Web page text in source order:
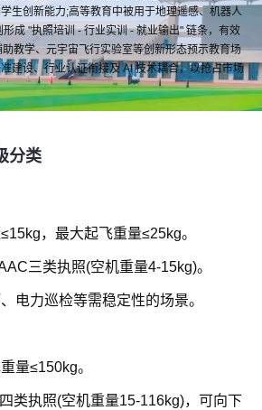
生创新能力;高等教育中被用于地理遥感、机器人
成 "执照培训 - 行业实训 - 就业输出" 链条，有效
教学、元宇宙飞行实验室等创新形态预示教育场
建设、行业认证衔接及 AI 技术耦合，以抢占市场
分类
，最大起飞重量≤25kg。
三类执照(空机重量4-15kg)。
电力巡检等需稳定性的场景。
量≤150kg。
类执照(空机重量15-116kg)，可向下